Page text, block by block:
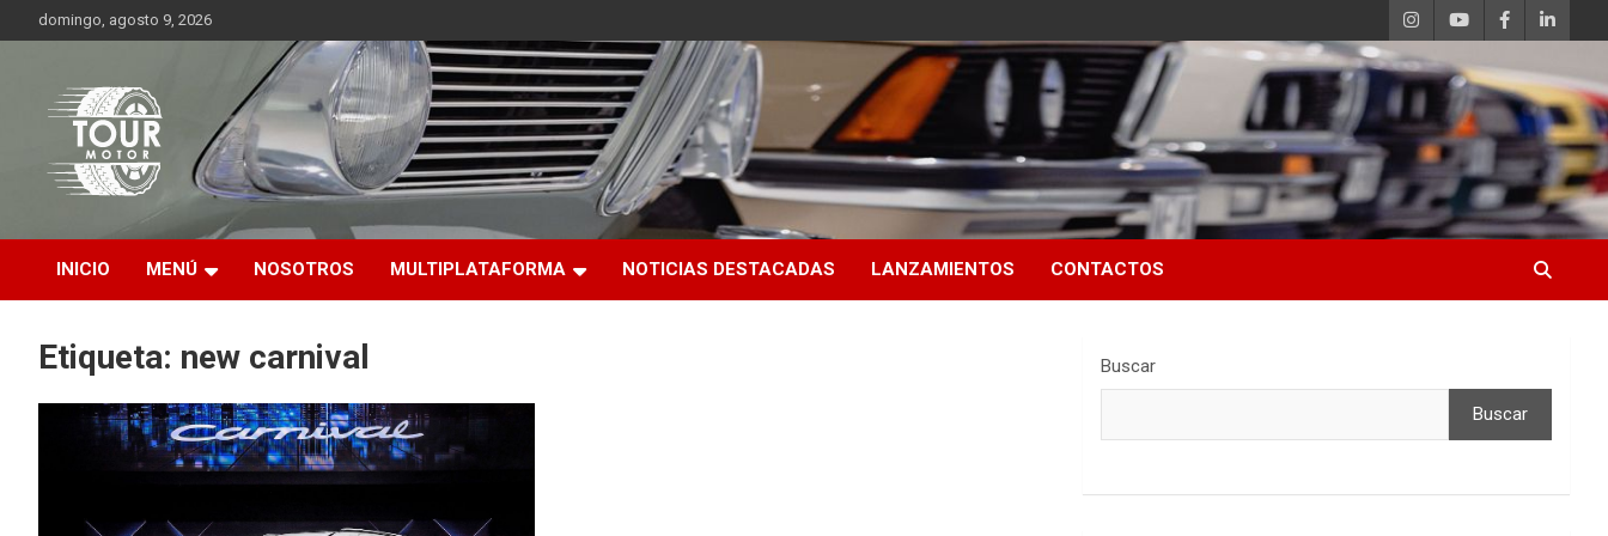
al
domingo, agosto 9, 2026
Tour Motor
Plataforma de contenido audiovisual para el sector automotriz
INICIO MENÚ NOSOTROS MULTIPLATAFORMA NOTICIAS DESTACADAS LANZAMIENTOS CONTACTOS
Etiqueta: new carnival Buscar
Buscar